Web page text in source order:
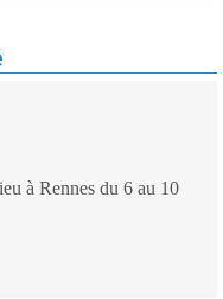
à Rennes du 6 au 10